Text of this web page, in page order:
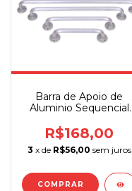
Barra de Apoio de
Aluminio Sequencial
R$168,00
3 x de R$56,00 sem juros
COMPRAR